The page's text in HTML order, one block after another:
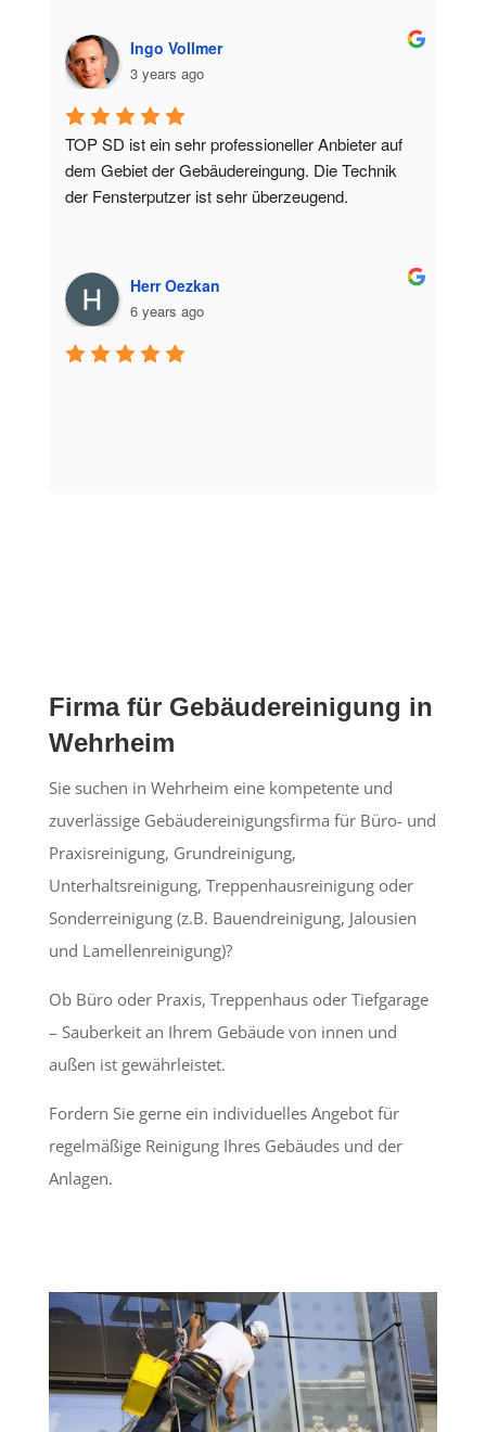
Ingo Vollmer
3 years ago
TOP SD ist ein sehr professioneller Anbieter auf
dem Gebiet der Gebäudereingung. Die Technik
der Fensterputzer ist sehr überzeugend.
Herr Oezkan
6 years ago
Firma für Gebäudereinigung in
Wehrheim
Sie suchen in Wehrheim eine kompetente und
zuverlässige Gebäudereinigungsfirma für Büro- und
Praxisreinigung, Grundreinigung,
Unterhaltsreinigung, Treppenhausreinigung oder
Sonderreinigung (z.B. Bauendreinigung, Jalousien
und Lamellenreinigung)?
Ob Büro oder Praxis, Treppenhaus oder Tiefgarage
– Sauberkeit an Ihrem Gebäude von innen und
außen ist gewährleistet.
Fordern Sie gerne ein individuelles Angebot für
regelmäßige Reinigung Ihres Gebäudes und der
Anlagen.